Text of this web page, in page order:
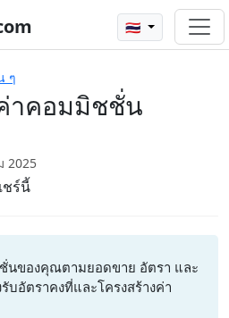
🇹🇭
ๆ
าคอมมิชชั่น
2025
ชร์นี้
นของคุณตามยอดขาย อัตรา และ
บอัตราคงที่และโครงสร้างค่า